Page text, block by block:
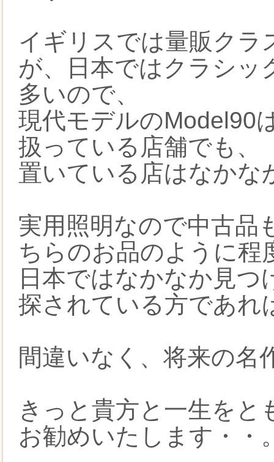
イギリスでは量販クラ
が、日本ではクラシッ
多いので、
現代モデルのModel90
扱っている店舗でも、
置いている店はなかな
実用照明なので中古品
ちらのお品のように程
日本ではなかなか見
探されている方であれ
間違いなく、将来の名
きっと貴方と一生をと
お勧めいたします・・